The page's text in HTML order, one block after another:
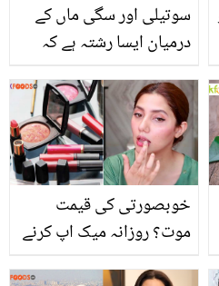
سوتیلی اور سگی ماں کے
درمیان ایسا رشتہ ہے کہ
شادی کے بعد مزنا وقاص
کی زندگی میں کیا بدلاؤ
آیا؟ انٹرویو
خوبصورتی کی قیمت
موت؟ روزانہ میک اپ کرنے